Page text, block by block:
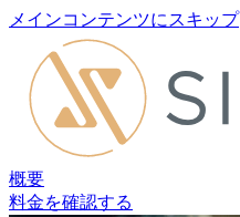
メインコンテンツにスキップ
概要
料金を確認する